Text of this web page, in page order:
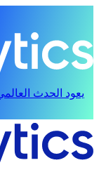
يعود الحدث